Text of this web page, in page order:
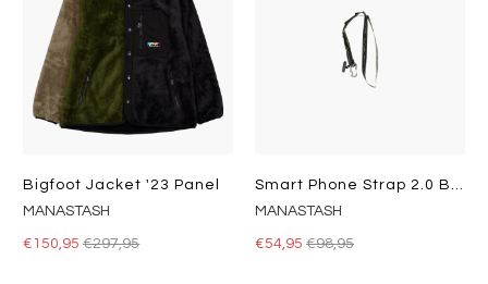
Bigfoot Jacket '23 Panel
MANASTASH
€150,95€297,95
Smart Phone Strap 2.0 Black
MANASTASH
€54,95 €98,95